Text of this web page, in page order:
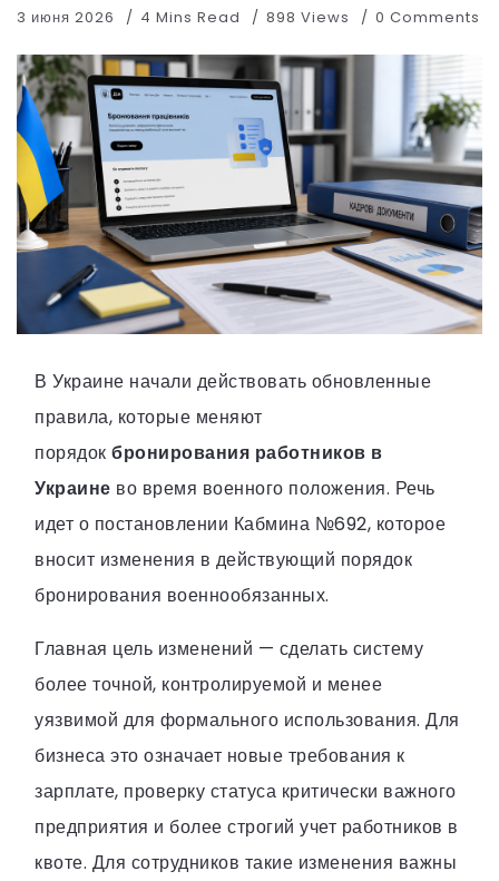
3 июня 2026 4 Mins Read 898 Views 0 Comments
В Украине начали действовать обновленные
правила, которые меняют
порядок бронирования работников в
Украине во время военного положения. Речь
идет о постановлении Кабмина №692, которое
вносит изменения в действующий порядок
бронирования военнообязанных.
Главная цель изменений — сделать систему
более точной, контролируемой и менее
уязвимой для формального использования. Для
бизнеса это означает новые требования к
зарплате, проверку статуса критически важного
предприятия и более строгий учет работников в
квоте. Для сотрудников такие изменения важны